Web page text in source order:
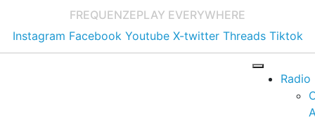
FREQUENZEPLAY EVERYWHERE
Instagram Facebook Youtube X-twitter Threads Tiktok
Radio